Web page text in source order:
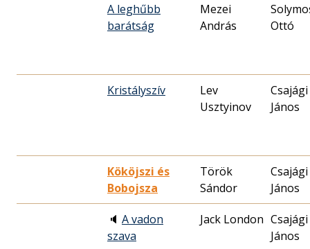
A leghűbb
barátság
Mezei
András
Ottó
Kristályszív
Lev
Usztyinov
Csajági
János
Kököjszi és
Bobojsza
Török
Sándor
Csajági
János
🔈 A vadon
szava
Jack London Csajági
János